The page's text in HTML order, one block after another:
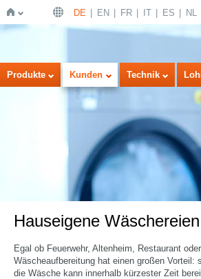
Startseite
DE EN FR IT ES NL
Produkte Kunden Technik
Hauseigene Wäschereien
Egal ob Feuerwehr, Altenheim, Restaurant
Wäscheaufbereitung hat einen großen Vorteil:
die Wäsche kann innerhalb kürzester Zeit